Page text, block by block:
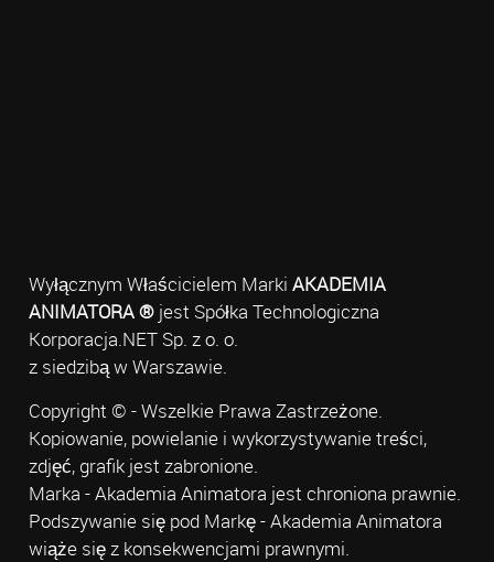
Wyłącznym Właścicielem Marki AKADEMIA
ANIMATORA ®jest Spółka Technologiczna
Korporacja.NET Sp. z o. o.
z siedzibą w Warszawie.
Copyright © - Wszelkie Prawa Zastrzeżone.
Kopiowanie, powielanie i wykorzystywanie treści,
zdjęć, grafik jest zabronione.
Marka - Akademia Animatora jest chroniona prawnie.
Podszywanie się pod Markę - Akademia Animatora
wiąże się z konsekwencjami prawnymi.